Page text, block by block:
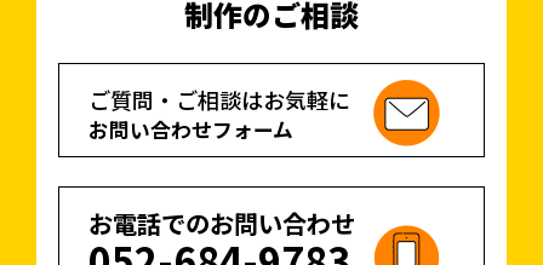
で印刷〜ラミネートまで
うにご提供しています。
制作のご相談
ご質問・ご相談はお気軽に
お問い合わせフォーム
お電話でのお問い合わせ